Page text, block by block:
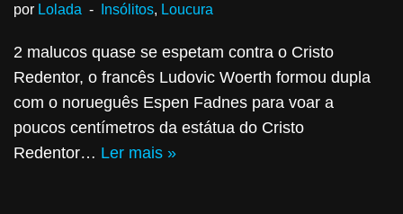
por Lolada Insólitos, Loucura
2 malucos quase se espetam contra o Cristo
Redentor, o francês Ludovic Woerth formou dupla
com o norueguês Espen Fadnes para voar a
poucos centímetros da estátua do Cristo
Redentor… Ler mais »